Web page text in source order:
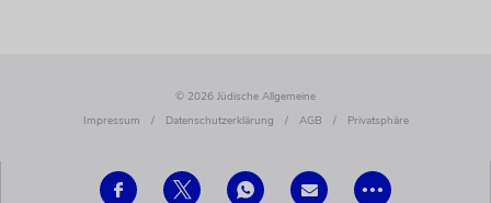
•••
© 2026 Jüdische Allgemeine
Impressum
/ Datenschutzerklärung / AGB / Privatsphäre